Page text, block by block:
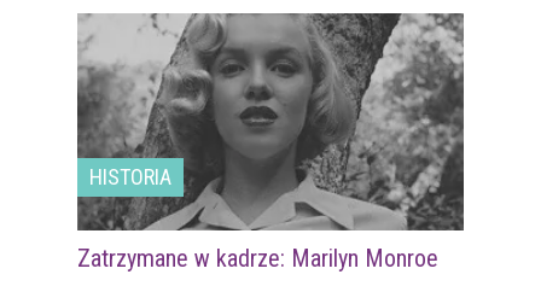
HISTORIA
Zatrzymane w kadrze: Marilyn Monroe